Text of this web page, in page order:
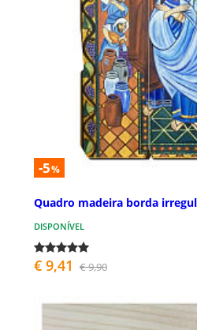
-5%
Quadro madeira borda
DISPONÍVEL
€ 9,41 € 9,90